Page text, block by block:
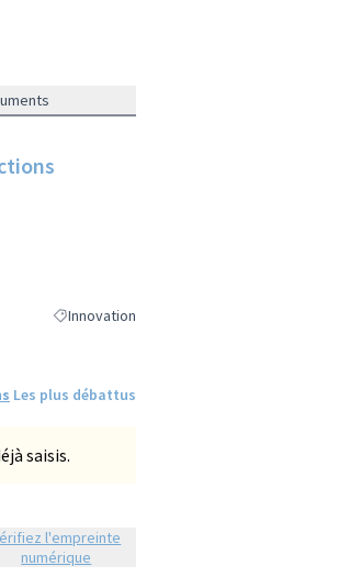
Filtrer les résultats de la catégorie : Innovation
Innovation
Les plus débattus
saisis.
numérique